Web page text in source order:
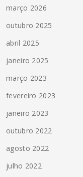
março 2026
outubro 2025
abril 2025
janeiro 2025
março 2023
fevereiro 2023
janeiro 2023
outubro 2022
agosto 2022
julho 2022